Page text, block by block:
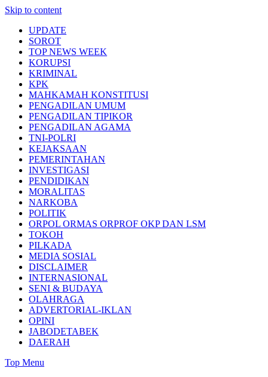
Skip to content
UPDATE
SOROT
TOP NEWS WEEK
KORUPSI
KRIMINAL
KPK
MAHKAMAH KONSTITUSI
PENGADILAN UMUM
PENGADILAN TIPIKOR
PENGADILAN AGAMA
TNI-POLRI
KEJAKSAAN
PEMERINTAHAN
INVESTIGASI
PENDIDIKAN
MORALITAS
NARKOBA
POLITIK
ORPOL ORMAS ORPROF OKP DAN LSM
TOKOH
PILKADA
MEDIA SOSIAL
DISCLAIMER
INTERNASIONAL
SENI & BUDAYA
OLAHRAGA
ADVERTORIAL-IKLAN
OPINI
JABODETABEK
DAERAH
Top Menu